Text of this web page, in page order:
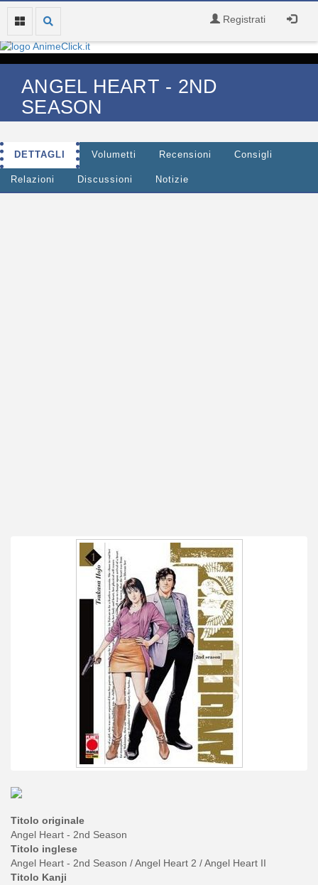
Registrati
ANGEL HEART - 2ND
SEASON
DETTAGLI Volumetti Recensioni Consigli
Relazioni Discussioni Notizie
Titolo originale
Angel Heart - 2nd Season
Titolo inglese
Angel Heart - 2nd Season / Angel Heart 2 / Angel Heart II
Titolo Kanji